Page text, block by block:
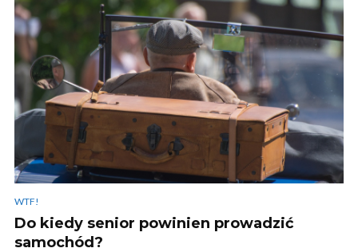
WTF!
Do kiedy senior powinien prowadzić
samochód?